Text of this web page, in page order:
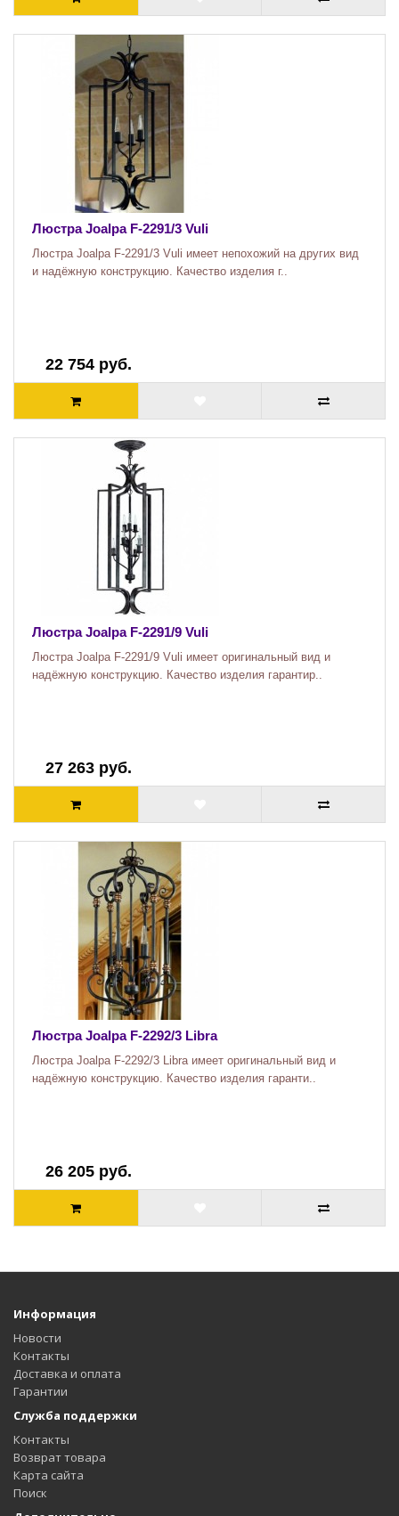
Люстра Joalpa F-2291/3 Vuli
Люстра Joalpa F-2291/3 Vuli имеет непохожий на других вид
и надёжную конструкцию. Качество изделия г..
22 754 руб.
Люстра Joalpa F-2291/9 Vuli
Люстра Joalpa F-2291/9 Vuli имеет оригинальный вид и
надёжную конструкцию. Качество изделия гарантир..
27 263 руб.
Люстра Joalpa F-2292/3 Libra
Люстра Joalpa F-2292/3 Libra имеет оригинальный вид и
надёжную конструкцию. Качество изделия гаранти..
26 205 руб.
Информация
Новости
Контакты
Доставка и оплата
Гарантии
Служба поддержки
Контакты
Возврат товара
Карта сайта
Поиск